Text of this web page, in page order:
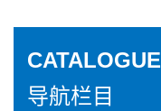
CATALOGUE
导航栏目